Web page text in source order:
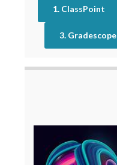
1. ClassPoint
3. Gradescope